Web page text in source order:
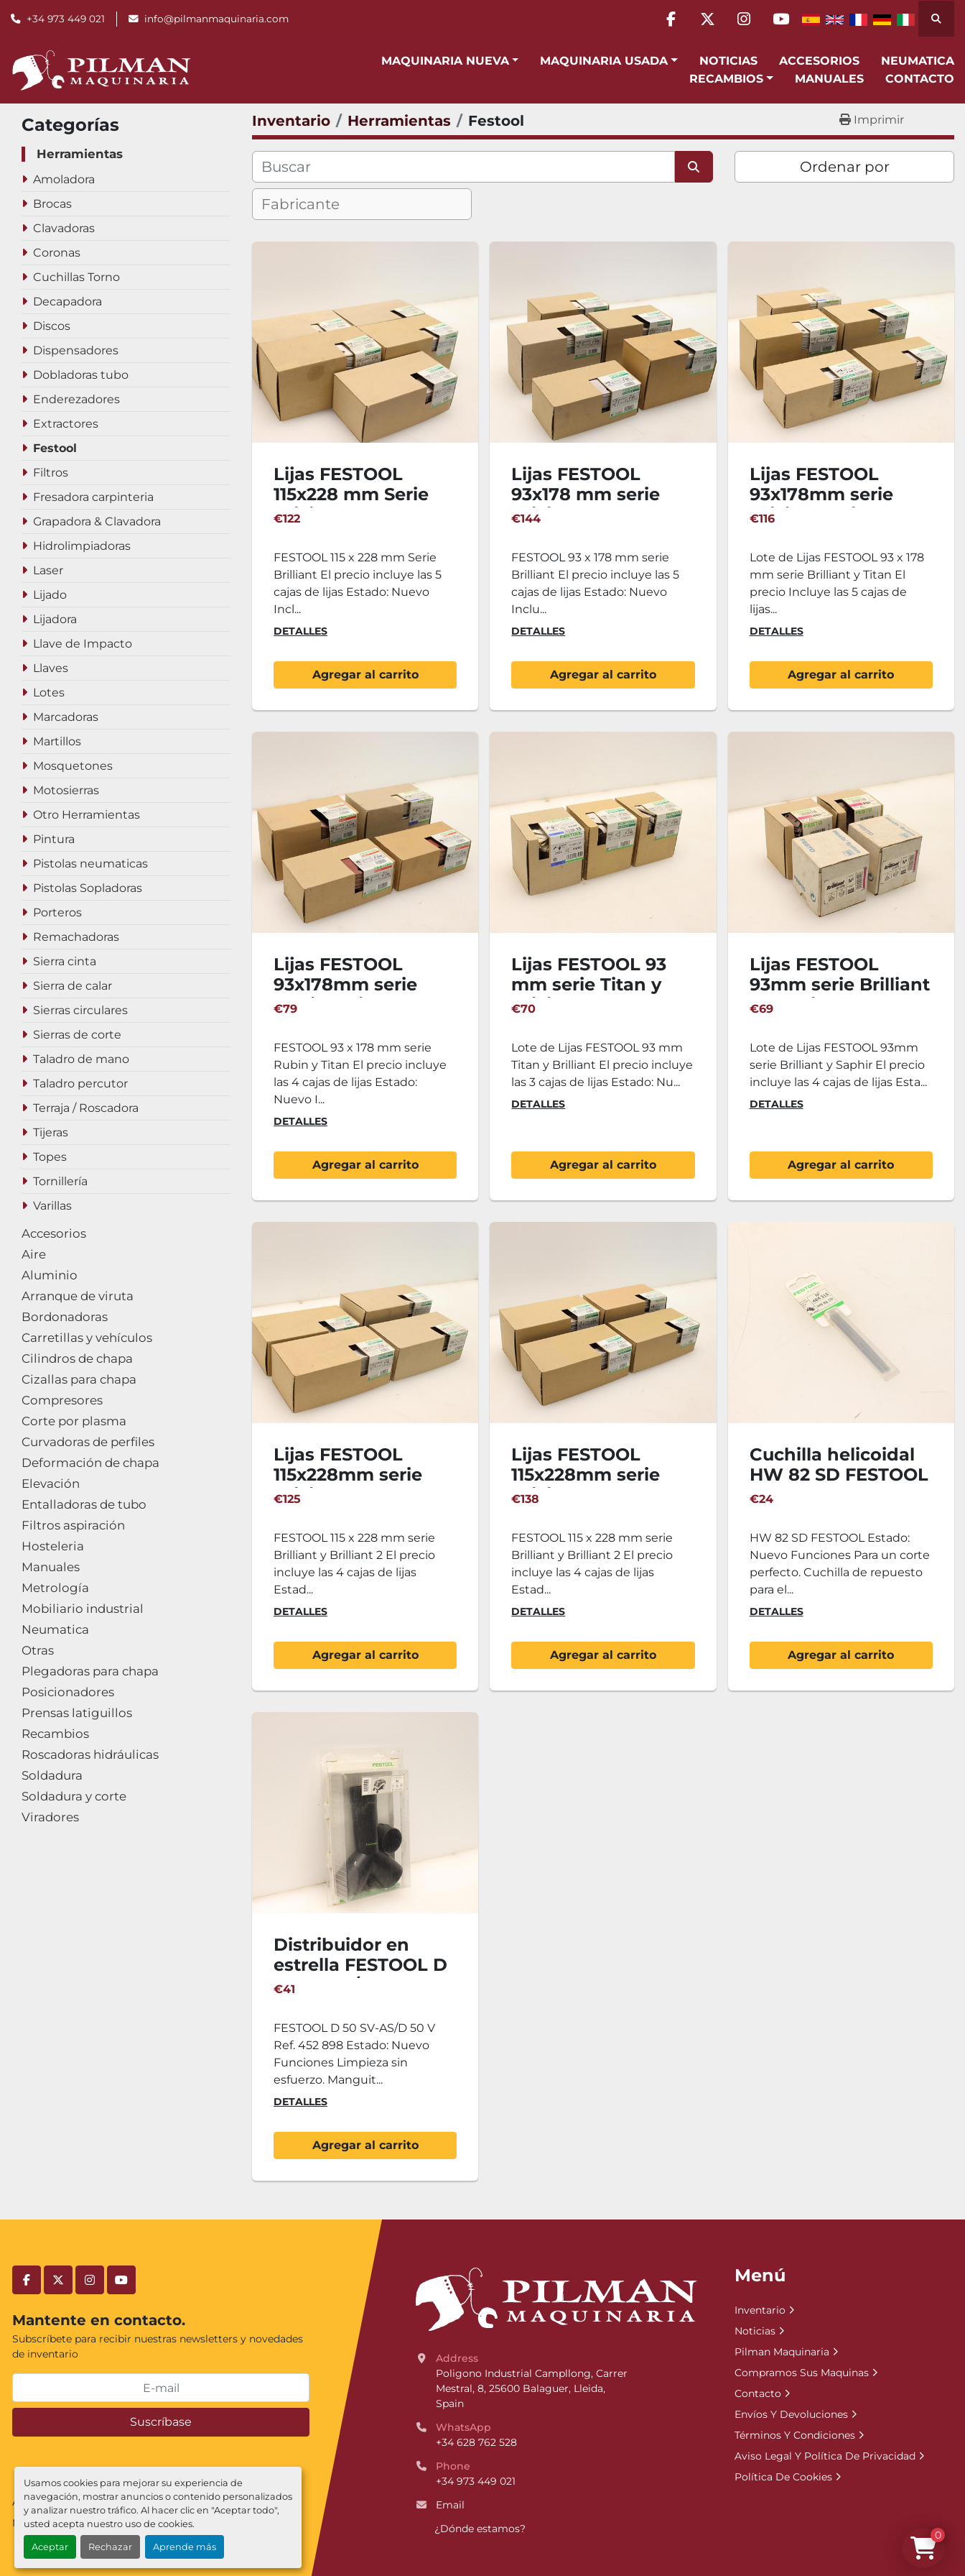
Usamos cookies para mejorar su experiencia de
navegación, mostrar anuncios o contenido personalizados
y analizar nuestro tráfico. Al hacer clic en "Aceptar todo",
usted acepta nuestro uso de cookies.
Aceptar Rechazar Aprende más
+34 973 449 021 info@pilmanmaquinaria.com
facebook
twitterinstagram
youtube
MAQUINARIA NUEVA MAQUINARIA USADA NOTICIAS ACCESORIOS
NEUMATICA
RECAMBIOS
MANUALES CONTACTO
Categorías
Herramientas
Amoladora
Brocas
Clavadoras
Coronas
Cuchillas Torno
Decapadora
Discos
Dispensadores
Dobladoras tubo
Enderezadores
Extractores
Festool
Filtros
Fresadora carpinteria
Grapadora & Clavadora
Hidrolimpiadoras
Laser
Lijado
Lijadora
Llave de Impacto
Llaves
Lotes
Marcadoras
Martillos
Mosquetones
Motosierras
Otro Herramientas
Pintura
Pistolas neumaticas
Pistolas Sopladoras
Porteros
Remachadoras
Sierra cinta
Sierra de calar
Sierras circulares
Sierras de corte
Taladro de mano
Taladro percutor
Terraja / Roscadora
Tijeras
Topes
Tornillería
Varillas
Accesorios
Aire
Aluminio
Arranque de viruta
Bordonadoras
Carretillas y vehículos
Cilindros de chapa
Cizallas para chapa
Compresores
Corte por plasma
Curvadoras de perfiles
Deformación de chapa
Elevación
Entalladoras de tubo
Filtros aspiración
Hosteleria
Manuales
Metrología
Mobiliario industrial
Neumatica
Otras
Plegadoras para chapa
Posicionadores
Prensas latiguillos
Recambios
Roscadoras hidráulicas
Soldadura
Soldadura y corte
Viradores
Inventario Herramientas Festool Imprimir
Ordenar por
Lijas FESTOOL
115x228 mm Serie
Brilliant
€122
FESTOOL 115 x 228 mm Serie
Brilliant El precio incluye las 5
cajas de lijas Estado: Nuevo
Incl...
DETALLES
Agregar al carrito
Lijas FESTOOL
93x178 mm serie
Brilliant
€144
FESTOOL 93 x 178 mm serie
Brilliant El precio incluye las 5
cajas de lijas Estado: Nuevo
Inclu...
DETALLES
Agregar al carrito
Lijas FESTOOL
93x178mm serie
Brilliant y Titan
€116
Lote de Lijas FESTOOL 93 x 178
mm serie Brilliant y Titan El
precio Incluye las 5 cajas de
lijas...
DETALLES
Agregar al carrito
Lijas FESTOOL
93x178mm serie
Rubin y Titan
€79
FESTOOL 93 x 178 mm serie
Rubin y Titan El precio incluye
las 4 cajas de lijas Estado:
Nuevo I...
DETALLES
Agregar al carrito
Lijas FESTOOL 93
mm serie Titan y
Brilliant
€70
Lote de Lijas FESTOOL 93 mm
Titan y Brilliant El precio incluye
las 3 cajas de lijas Estado: Nu...
DETALLES
Agregar al carrito
Lijas FESTOOL
93mm serie Brilliant
y Saphir - 4
€69
Lote de Lijas FESTOOL 93mm
serie Brilliant y Saphir El precio
incluye las 4 cajas de lijas Esta...
DETALLES
Agregar al carrito
Lijas FESTOOL
115x228mm serie
Brilliant
€125
FESTOOL 115 x 228 mm serie
Brilliant y Brilliant 2 El precio
incluye las 4 cajas de lijas
Estad...
DETALLES
Agregar al carrito
Lijas FESTOOL
115x228mm serie
Brilliant
€138
FESTOOL 115 x 228 mm serie
Brilliant y Brilliant 2 El precio
incluye las 4 cajas de lijas
Estad...
DETALLES
Agregar al carrito
Cuchilla helicoidal
HW 82 SD FESTOOL
€24
HW 82 SD FESTOOL Estado:
Nuevo Funciones Para un corte
perfecto. Cuchilla de repuesto
para el...
DETALLES
Agregar al carrito
Distribuidor en
estrella FESTOOL D
50 SV-AS/D 50 V
€41
FESTOOL D 50 SV-AS/D 50 V
Ref. 452 898 Estado: Nuevo
Funciones Limpieza sin
esfuerzo. Manguit...
DETALLES
Agregar al carrito
facebooktwitterinstagramyoutube
Mantente en contacto.
Subscríbete para recibir nuestras newsletters y novedades
de inventario
Suscríbase
Administrar cookies
Machinio Systemsitio web deMachinio
Address
Poligono Industrial Campllong, Carrer
Mestral, 8, 25600 Balaguer, Lleida,
Spain
WhatsApp
+34 628 762 528
Phone
+34 973 449 021
Email
¿Dónde estamos?
Menú
Inventario
Noticias
Pilman Maquinaria
Compramos Sus Maquinas
Contacto
Envíos Y Devoluciones
Términos Y Condiciones
Aviso Legal Y Política De Privacidad
Política De Cookies
0